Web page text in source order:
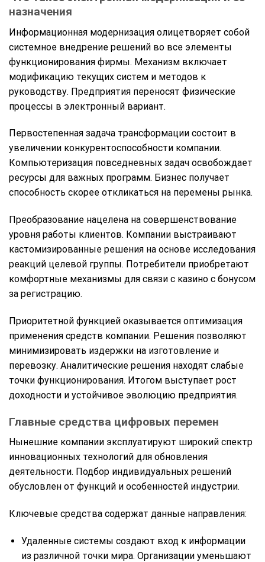
назначения
Информационная модернизация олицетворяет собой
системное внедрение решений во все элементы
функционирования фирмы. Механизм включает
модификацию текущих систем и методов к
руководству. Предприятия переносят физические
процессы в электронный вариант.
Первостепенная задача трансформации состоит в
увеличении конкурентоспособности компании.
Компьютеризация повседневных задач освобождает
ресурсы для важных программ. Бизнес получает
способность скорее откликаться на перемены рынка.
Преобразование нацелена на совершенствование
уровня работы клиентов. Компании выстраивают
кастомизированные решения на основе исследования
реакций целевой группы. Потребители приобретают
комфортные механизмы для связи с казино с бонусом
за регистрацию.
Приоритетной функцией оказывается оптимизация
применения средств компании. Решения позволяют
минимизировать издержки на изготовление и
перевозку. Аналитические решения находят слабые
точки функционирования. Итогом выступает рост
доходности и устойчивое эволюцию предприятия.
Главные средства цифровых перемен
Нынешние компании эксплуатируют широкий спектр
инновационных технологий для обновления
деятельности. Подбор индивидуальных решений
обусловлен от функций и особенностей индустрии.
Ключевые средства содержат данные направления:
Удаленные системы создают вход к информации
из различной точки мира. Организации уменьшают